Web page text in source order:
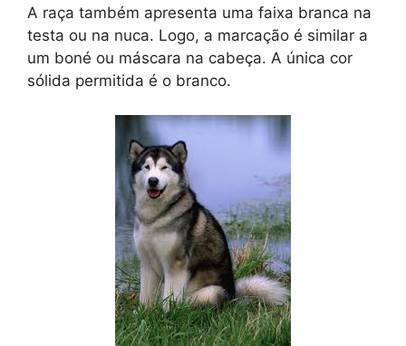
A raça também apresenta uma faixa branca na
testa ou na nuca. Logo, a marcação é similar a
um boné ou máscara na cabeça. A única cor
sólida permitida é o branco.